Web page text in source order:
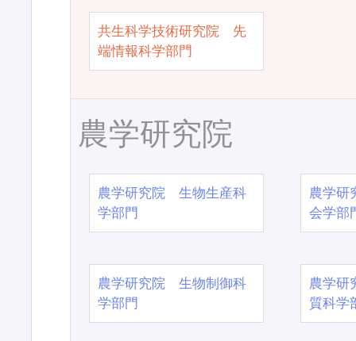
共生科学技術研究院 先
端情報科学部門
農学研究院
農学研究院 生物生産科
学部門
農学
会学部
農学研究院 生物制御科
学部門
農学
質科学